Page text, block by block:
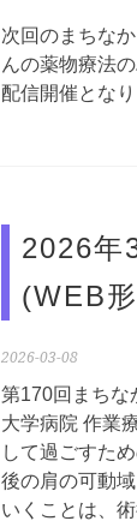
次回のまちな
んの薬物療法
配信開催とな
2026年
(WEB
2026-03-08
第170回まちな
大学病院 作業
して過ごすた
後の肩の可動
いくことは、